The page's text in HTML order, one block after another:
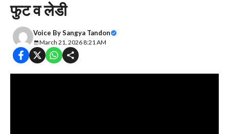
फुट व लेडी
Voice BySangya Tandon
March 21, 2026 8:21 AM